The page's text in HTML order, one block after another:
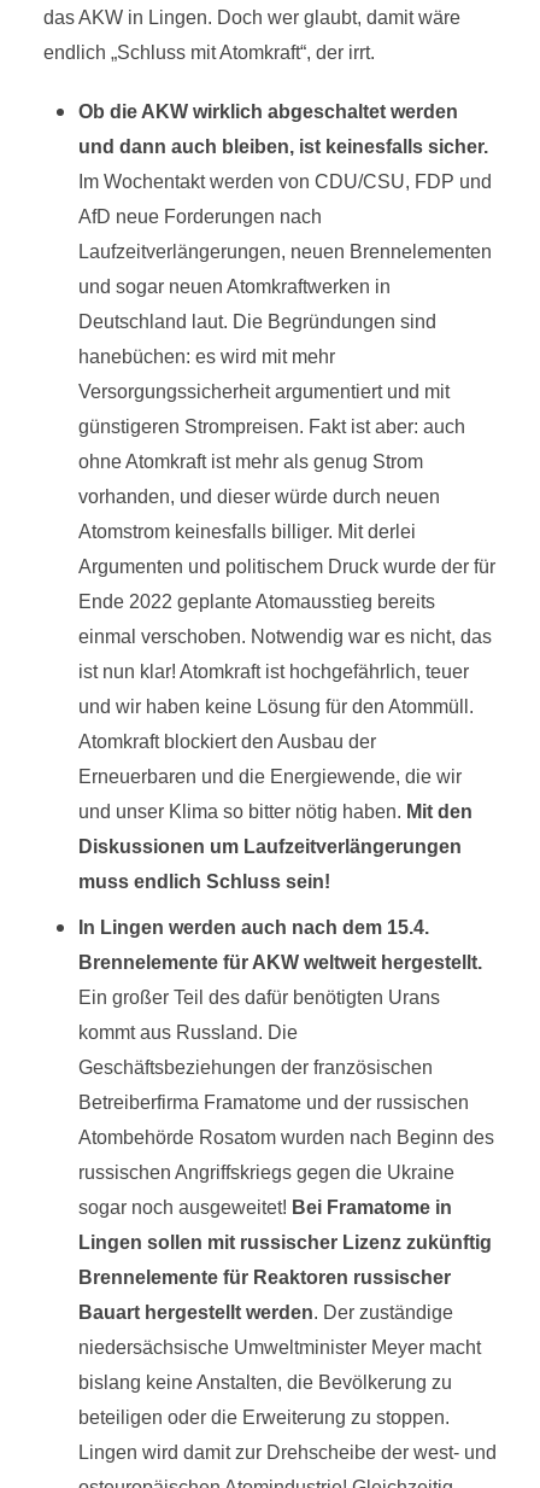
das AKW in Lingen. Doch wer glaubt, damit wäre
endlich „Schluss mit Atomkraft“, der irrt.
Ob die AKW wirklich abgeschaltet werden
und dann auch bleiben, ist keinesfalls sicher.
Im Wochentakt werden von CDU/CSU, FDP und
AfD neue Forderungen nach
Laufzeitverlängerungen, neuen Brennelementen
und sogar neuen Atomkraftwerken in
Deutschland laut. Die Begründungen sind
hanebüchen: es wird mit mehr
Versorgungssicherheit argumentiert und mit
günstigeren Strompreisen. Fakt ist aber: auch
ohne Atomkraft ist mehr als genug Strom
vorhanden, und dieser würde durch neuen
Atomstrom keinesfalls billiger. Mit derlei
Argumenten und politischem Druck wurde der für
Ende 2022 geplante Atomausstieg bereits
einmal verschoben. Notwendig war es nicht, das
ist nun klar! Atomkraft ist hochgefährlich, teuer
und wir haben keine Lösung für den Atommüll.
Atomkraft blockiert den Ausbau der
Erneuerbaren und die Energiewende, die wir
und unser Klima so bitter nötig haben. Mit den
Diskussionen um Laufzeitverlängerungen
muss endlich Schluss sein!
In Lingen werden auch nach dem 15.4.
Brennelemente für AKW weltweit hergestellt.
Ein großer Teil des dafür benötigten Urans
kommt aus Russland. Die
Geschäftsbeziehungen der französischen
Betreiberfirma Framatome und der russischen
Atombehörde Rosatom wurden nach Beginn des
russischen Angriffskriegs gegen die Ukraine
sogar noch ausgeweitet! Bei Framatome in
Lingen sollen mit russischer Lizenz zukünftig
Brennelemente für Reaktoren russischer
Bauart hergestellt werden. Der zuständige
niedersächsische Umweltminister Meyer macht
bislang keine Anstalten, die Bevölkerung zu
beteiligen oder die Erweiterung zu stoppen.
Lingen wird damit zur Drehscheibe der west- und